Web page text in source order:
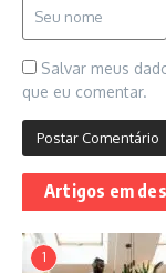
Salvar meus
que eu comentar.
Artigos em
1